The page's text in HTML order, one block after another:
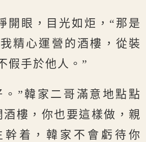
開眼，目光如炬，“那是
精心運營的酒樓，從裝
假手於他人。”
。”韓家二哥滿意地點點
酒樓，你也要這樣做，親
幹着，韓家不會虧待你